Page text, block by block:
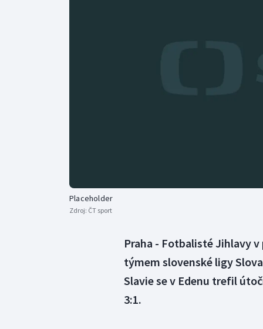
Placeholder
Zdroj: ČT sport
Praha - Fotbalisté Jihlavy
týmem slovenské ligy
Slavie se v Edenu trefil
3:1.